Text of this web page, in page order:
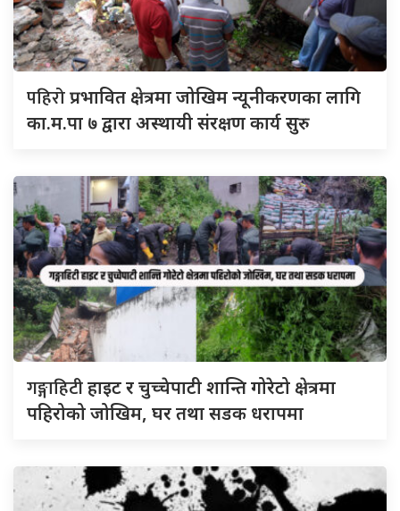
पहिरोप्रभावित क्षेत्रमा जोखिम न्यूनीकरणका लागि
का.म.पा ७ द्वारा अस्थायी संरक्षण कार्य सुरु
गङ्गाहिटीहाइट र चुच्चेपाटी शान्ति गोरेटो क्षेत्रमा
पहिरोको जोखिम, घर तथा सडक धरापमा